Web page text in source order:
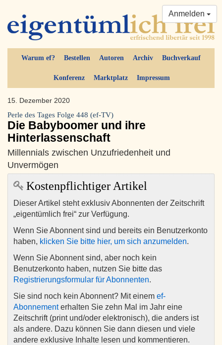
Warum ef? Bestellen Autoren Archiv Buchverkauf
Konferenz Marktplatz Impressum
Anmelden
15. Dezember 2020
Perle des Tages Folge 448 (ef-TV)
Die Babyboomer und ihre
Hinterlassenschaft
Millennials zwischen Unzufriedenheit und
Unvermögen
Kostenpflichtiger Artikel
Dieser Artikel steht exklusiv Abonnenten der Zeitschrift
„eigentümlich frei“ zur Verfügung.
Wenn Sie Abonnent sind und bereits ein Benutzerkonto
haben, klicken Sie bitte hier, um sich anzumelden.
Wenn Sie Abonnent sind, aber noch kein
Benutzerkonto haben, nutzen Sie bitte das
Registrierungsformular für Abonnenten.
Sie sind noch kein Abonnent? Mit einem ef-
Abonnementerhalten Sie zehn Mal im Jahr eine
Zeitschrift (print und/oder elektronisch), die anders ist
als andere. Dazu können Sie dann diesen und viele
andere exklusive Inhalte lesen und kommentieren.